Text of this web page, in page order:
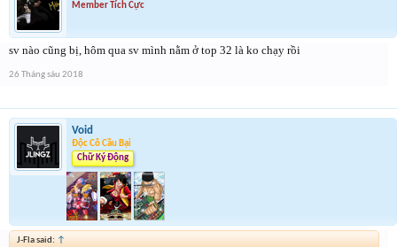
Member Tích Cực
sv nào cũng bị, hôm qua sv mình nằm ở top 32 là ko chạy rồi
26 Tháng sáu 2018
Void
Độc Cô Cầu Bại
Chữ Ký Động
J-Fla said: ↑